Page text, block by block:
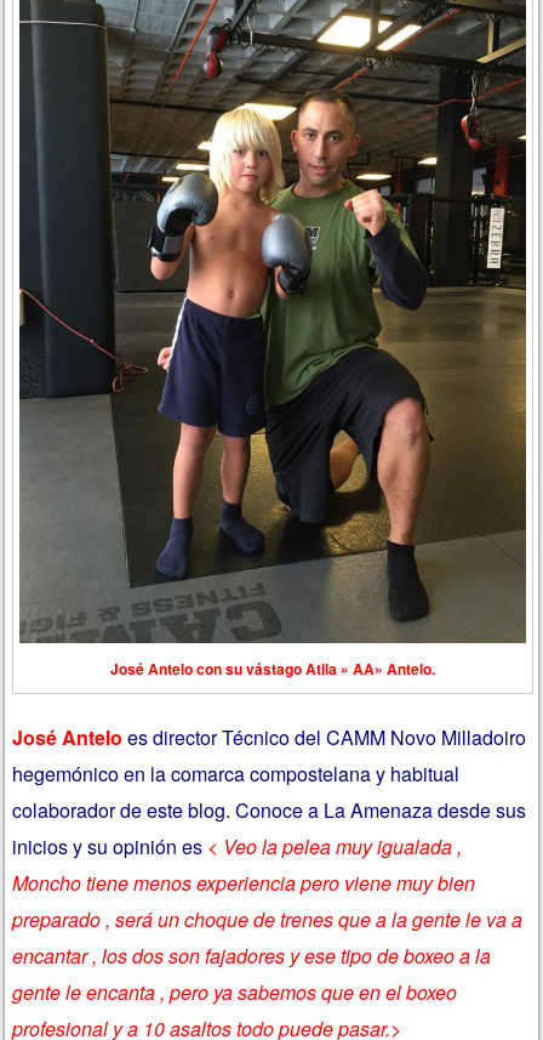
José Antelo con su vástago Atila » AA» Antelo.
José Antelo es director Técnico del CAMM Novo Milladoiro
hegemónico en la comarca compostelana y habitual
colaborador de este blog. Conoce a La Amenaza desde sus
inicios y su opinión es < Veo la pelea muy igualada ,
Moncho tiene menos experiencia pero viene muy bien
preparado , será un choque de trenes que a la gente le va a
encantar , los dos son fajadores y ese tipo de boxeo a la
gente le encanta , pero ya sabemos que en el boxeo
profesional y a 10 asaltos todo puede pasar.>